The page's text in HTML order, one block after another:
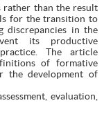
rather than the result
for the transition to
discrepancies in the
its productive
The article
of formative
the development of
evaluation,